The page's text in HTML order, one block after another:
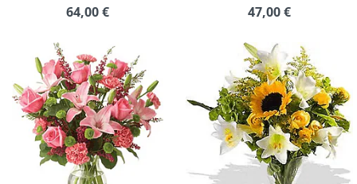
64,00€
47,00€